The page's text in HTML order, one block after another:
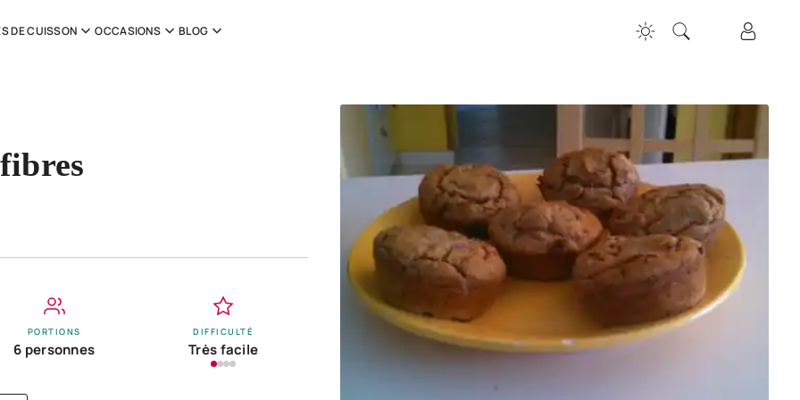
DE CUISSON OCCASIONS BLOG
PORTIONS
6 personnes
DIFFICULTÉ
Très facile